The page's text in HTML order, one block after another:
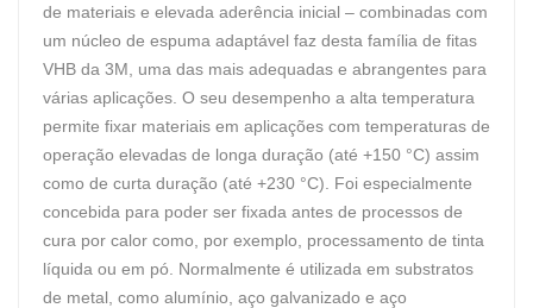
de materiais e elevada aderência inicial – combinadas com
um núcleo de espuma adaptável faz desta família de fitas
VHB da 3M, uma das mais adequadas e abrangentes para
várias aplicações. O seu desempenho a alta temperatura
permite fixar materiais em aplicações com temperaturas de
operação elevadas de longa duração (até +150 °C) assim
como de curta duração (até +230 °C). Foi especialmente
concebida para poder ser fixada antes de processos de
cura por calor como, por exemplo, processamento de tinta
líquida ou em pó. Normalmente é utilizada em substratos
de metal, como alumínio, aço galvanizado e aço